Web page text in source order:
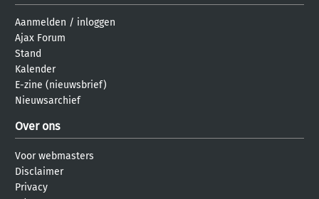
Aanmelden / inloggen
Ajax Forum
Stand
Kalender
E-zine (nieuwsbrief)
Nieuwsarchief
Over ons
Voor webmasters
Disclaimer
Privacy